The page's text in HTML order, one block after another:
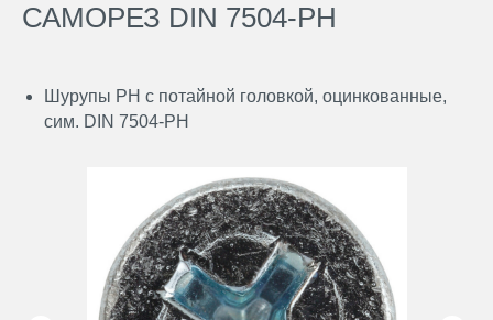
САМОРЕЗ DIN 7504-PH
Шурупы PH с потайной головкой, оцинкованные,
сим. DIN 7504-PH